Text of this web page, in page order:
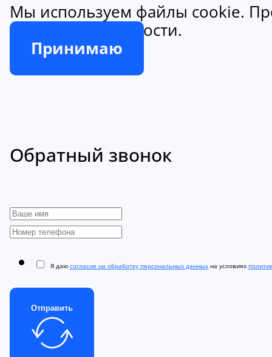
Мы используем файлы cookie.
конфиденциальности.
Принимаю
Обратный звонок
Я даю согласие на обработку персональных данных на условиях
Отправить